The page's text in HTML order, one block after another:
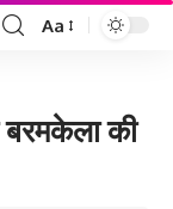
Font
Aa
बरमकेला की